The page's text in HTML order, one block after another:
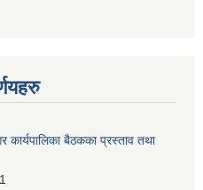
बैठकका प्रस्ताव तथा